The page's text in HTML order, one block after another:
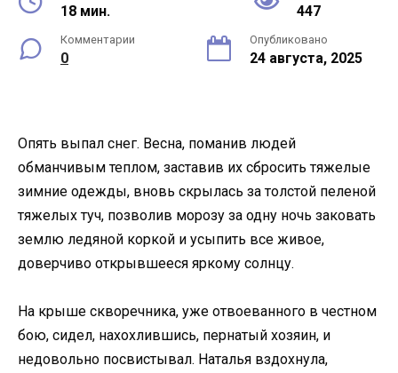
18 мин. 447
Комментарии
0
Опубликовано
24 августа, 2025
Опять выпал снег. Весна, поманив людей
обманчивым теплом, заставив их сбросить тяжелые
зимние одежды, вновь скрылась за толстой пеленой
тяжелых туч, позволив морозу за одну ночь заковать
землю ледяной коркой и усыпить все живое,
доверчиво открывшееся яркому солнцу.
На крыше скворечника, уже отвоеванного в честном
бою, сидел, нахохлившись, пернатый хозяин, и
недовольно посвистывал. Наталья вздохнула,